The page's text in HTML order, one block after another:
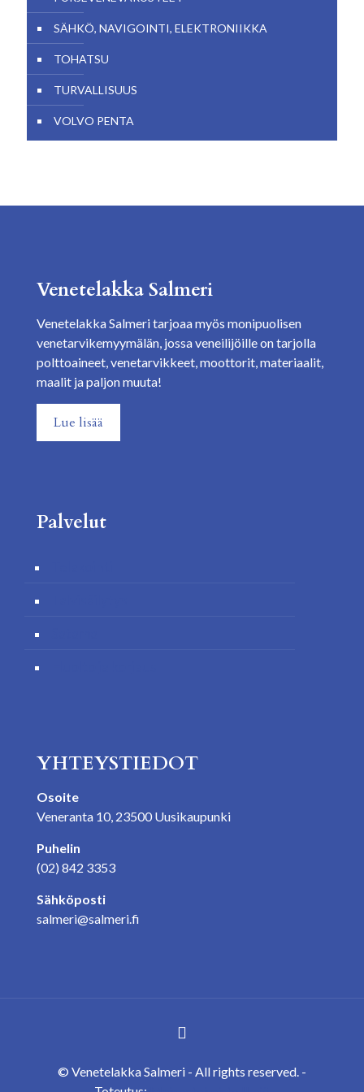
SÄHKÖ, NAVIGOINTI, ELEKTRONIIKKA
TOHATSU
TURVALLISUUS
VOLVO PENTA
Venetelakka Salmeri
Venetelakka Salmeri tarjoaa myös monipuolisen
venetarvikemyymälän, jossa veneilijöille on tarjolla
polttoaineet, venetarvikkeet, moottorit, materiaalit,
maalit ja paljon muuta!
Lue lisää
Palvelut
YHTEYSTIEDOT
Osoite
Veneranta 10, 23500 Uusikaupunki
Puhelin
(02) 842 3353
Sähköposti
salmeri@salmeri.fi
© Venetelakka Salmeri - All rights reserved. -